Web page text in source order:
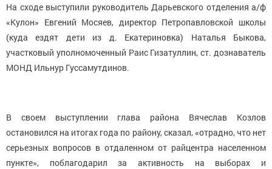
На сходе выступили руководитель Дарьевского отделения а/ф
«Кулон» Евгений Мосяев, директор Петропавловской школы
(куда ездят дети из д. Екатериновка) Наталья Быкова,
участковый уполномоченный Раис Гизатуллин, ст. дознаватель
МОНД Ильнур Гуссамутдинов.
В своем выступлении глава района Вячеслав Козлов
остановился на итогах года по району, сказал, «отрадно, что нет
серьезных вопросов в отдаленном от райцентра населенном
пункте», поблагодарил за активность на выборах и